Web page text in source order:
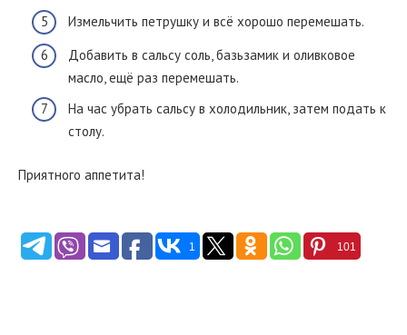
Измельчить петрушку и всё хорошо перемешать.
Добавить в сальсу соль, базьзамик и оливковое
масло, ещё раз перемешать.
На час убрать сальсу в холодильник, затем подать к
столу.
Приятного аппетита!
1 101